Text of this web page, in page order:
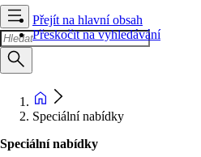
Přejít na hlavní obsah
Přeskočit na vyhledávání
Speciální nabídky
Speciální nabídky